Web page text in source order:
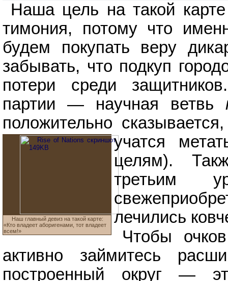
Наша цель на такой
тимония, потому что
будем покупать веру
забывать, что подкуп
потери среди
партии — научная ветвь
положительно
учатся
Наш главный девиз на такой карте:
«Кто владеет аборигенами, тот владеет
всем!»
целям).
третьим
лечились
Чтобы
активно займитесь
построенный округ —